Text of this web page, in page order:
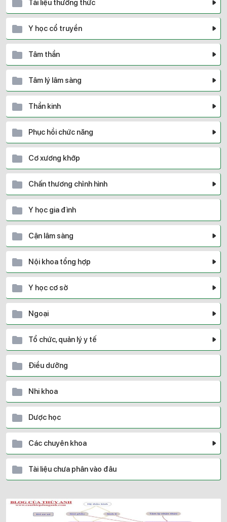
Tài liệu thường thức
Y học cổ truyền
Tâm thần
Tâm lý lâm sàng
Thần kinh
Phục hồi chức năng
Cơ xương khớp
Chấn thương chỉnh hình
Y học gia đình
Cận lâm sàng
Nội khoa tổng hợp
Y học cơ sở
Ngoại
Tổ chức, quản lý y tế
Điều dưỡng
Nhi khoa
Dược học
Các chuyên khoa
Tài liệu chưa phân vào đâu